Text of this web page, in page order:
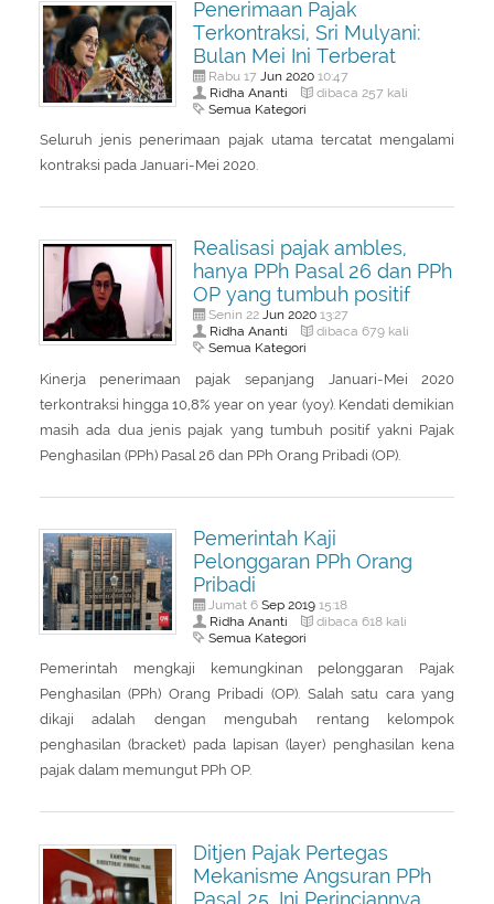
Penerimaan Pajak
Terkontraksi, Sri Mulyani:
Bulan Mei Ini Terberat
Rabu 17 Jun 202010:47
Ridha Ananti dibaca 257 kali
Semua Kategori
Seluruh jenis penerimaan pajak utama tercatat mengalami
kontraksi pada Januari-Mei 2020.
Realisasi pajak ambles,
hanya PPh Pasal 26 dan PPh
OP yang tumbuh positif
Senin 22 Jun 202013:27
Ridha Ananti dibaca 679 kali
Semua Kategori
Kinerja penerimaan pajak sepanjang Januari-Mei 2020
terkontraksi hingga 10,8% year on year (yoy). Kendati demikian
masih ada dua jenis pajak yang tumbuh positif yakni Pajak
Penghasilan (PPh) Pasal 26 dan PPh Orang Pribadi (OP).
Pemerintah Kaji
Pelonggaran PPh Orang
Pribadi
Jumat 6 Sep 201915:18
Ridha Ananti dibaca 618 kali
Semua Kategori
Pemerintah mengkaji kemungkinan pelonggaran Pajak
Penghasilan (PPh) Orang Pribadi (OP). Salah satu cara yang
dikaji adalah dengan mengubah rentang kelompok
penghasilan (bracket) pada lapisan (layer) penghasilan kena
pajak dalam memungut PPh OP.
Ditjen Pajak Pertegas
Mekanisme Angsuran PPh
Pasal 25, Ini Perinciannya